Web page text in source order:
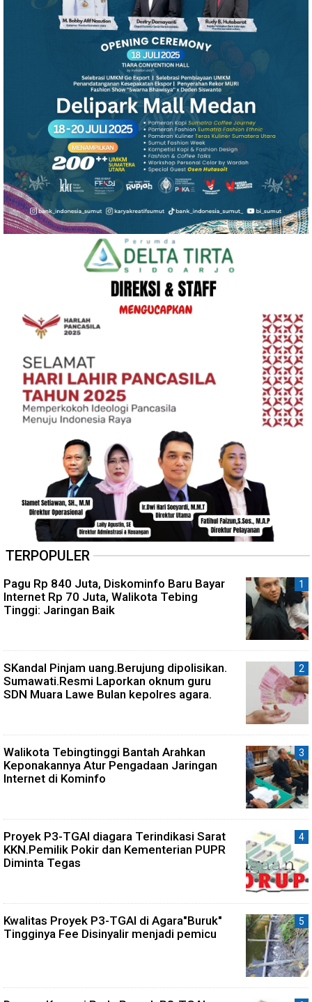
TERPOPULER
Pagu Rp 840 Juta, Diskominfo Baru Bayar
Internet Rp 70 Juta, Walikota Tebing
Tinggi: Jaringan Baik
SKandal Pinjam uang.Berujung dipolisikan.
Sumawati.Resmi Laporkan oknum guru
SDN Muara Lawe Bulan kepolres agara.
Walikota Tebingtinggi Bantah Arahkan
Keponakannya Atur Pengadaan Jaringan
Internet di Kominfo
Proyek P3-TGAI diagara Terindikasi Sarat
KKN.Pemilik Pokir dan Kementerian PUPR
Diminta Tegas
Kwalitas Proyek P3-TGAI di Agara"Buruk"
Tingginya Fee Disinyalir menjadi pemicu